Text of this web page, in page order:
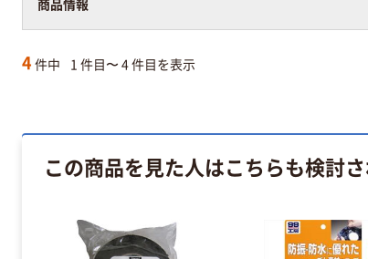
商品情報
4 件中 1 件目〜 4 件目を表示
この商品を見た人はこちらも検討